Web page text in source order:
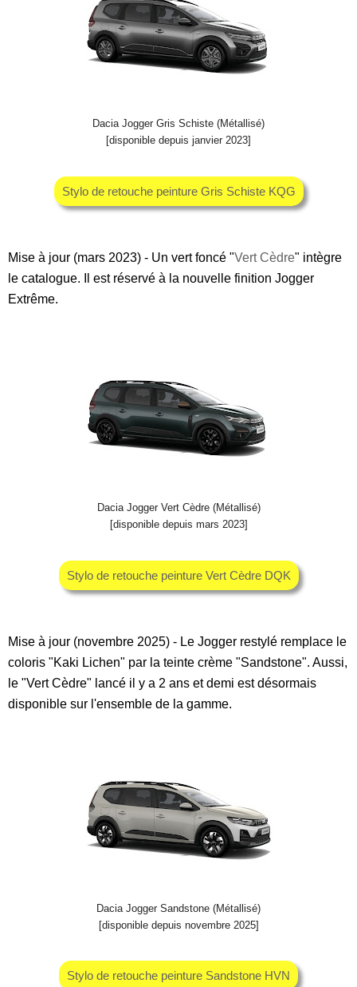
Dacia Jogger Gris Schiste (Métallisé)
[disponible depuis janvier 2023]
Stylo de retouche peinture Gris Schiste KQG
Mise à jour (mars 2023) - Un vert foncé "Vert Cèdre" intègre
le catalogue. Il est réservé à la nouvelle finition Jogger
Extrême.
Dacia Jogger Vert Cèdre (Métallisé)
[disponible depuis mars 2023]
Stylo de retouche peinture Vert Cèdre DQK
Mise à jour (novembre 2025) - Le Jogger restylé remplace le
coloris "Kaki Lichen" par la teinte crème "Sandstone". Aussi,
le "Vert Cèdre" lancé il y a 2 ans et demi est désormais
disponible sur l'ensemble de la gamme.
Dacia Jogger Sandstone (Métallisé)
[disponible depuis novembre 2025]
Stylo de retouche peinture Sandstone HVN